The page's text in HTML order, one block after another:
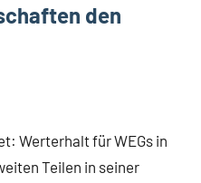
den
Werterhalt für WEGs in
Teilen in seiner